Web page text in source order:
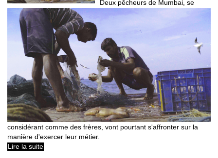
Deux pêcheurs de Mumbai, se
considérant comme des frères, vont pourtant s'affronter sur la
manière d'exercer leur métier.
Lire la suite